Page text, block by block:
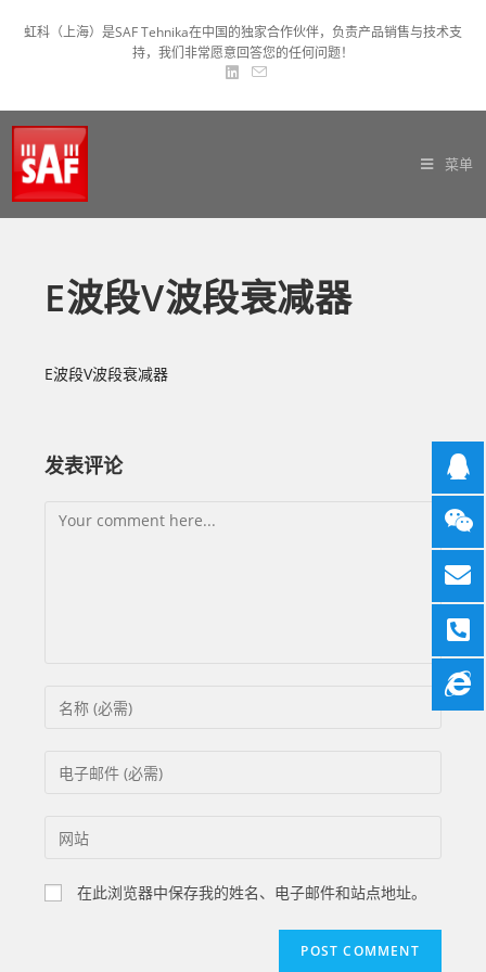
虹科（上海）是SAF Tehnika在中国的独家合作伙伴，负责产品销售与技术支
持，我们非常愿意回答您的任何问题！
菜单
E波段V波段衰减器
E波段V波段衰减器
发表评论
在此浏览器中保存我的姓名、电子邮件和站点地址。